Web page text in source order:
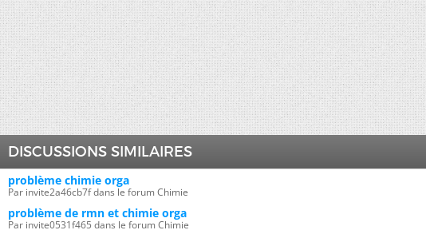
DISCUSSIONS SIMILAIRES
problème chimie orga
Par invite2a46cb7f dans le forum Chimie
problème de rmn et chimie orga
Par invite0531f465 dans le forum Chimie